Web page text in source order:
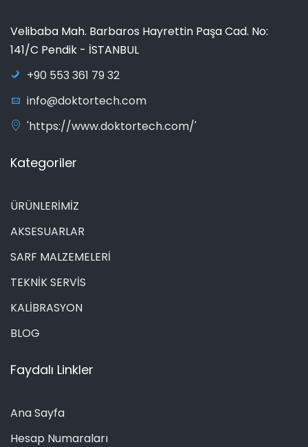
Velibaba Mah. Barbaros Hayrettin Paşa Cad. No:
141/C Pendik - İSTANBUL
+90 553 361 79 32
info@doktortech.com
'https://www.doktortech.com/'
Kategoriler
ÜRÜNLERİMİZ
AKSESUARLAR
SARF MALZEMELERİ
TEKNİK SERVİS
KALİBRASYON
BLOG
Faydalı Linkler
Ana Sayfa
Hesap Numaraları